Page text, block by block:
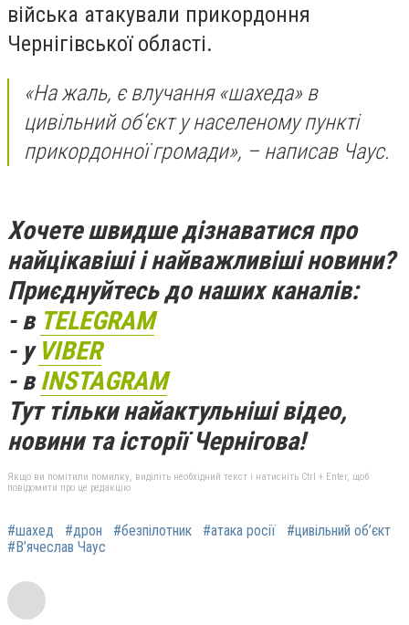
війська атакували прикордоння
Чернігівської області.
«На жаль, є влучання «шахеда» в
цивільний об‘єкт у населеному пункті
прикордонної громади», – написав Чаус.
Хочете швидше дізнаватися про
найцікавіші і найважливіші новини?
Приєднуйтесь до наших каналів:
- в TELEGRAM
- у VIBER
- вINSTAGRAM
Тут тільки найактульніші відео,
новини та історії Чернігова!
Якщо ви помітили помилку, виділіть необхідний текст і натисніть Ctrl + Enter, щоб
повідомити про це редакцію
#шахед #дрон #безпілотник #атака росії
#цивільний об’єкт
#В’ячеслав Чаус